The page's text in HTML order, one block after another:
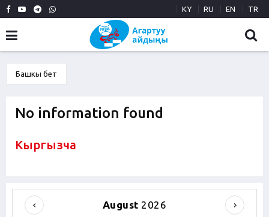
KY RU EN TR
Башкы бет
No information found
Кыргызча
August 2026